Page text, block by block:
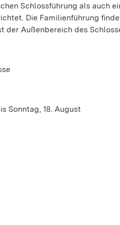
Schlossführung als auch
Die Familienführung
der Außenbereich des
Sonntag, 18. August